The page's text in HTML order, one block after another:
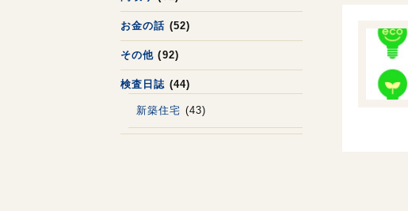
お金の話 (52)
その他 (92)
検査日誌 (44)
新築住宅 (43)